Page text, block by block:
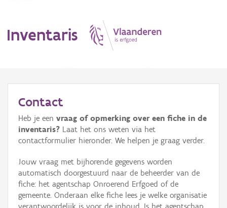
Inventaris
Erfgoedobject
Aanduidingsobject
Waarneming
Thema
Contact
Heb je een vraag of opmerking over een fiche in de
inventaris? Laat het ons weten via het
contactformulier hieronder. We helpen je graag verder.
Jouw vraag met bijhorende gegevens worden
automatisch doorgestuurd naar de beheerder van de
fiche: het agentschap Onroerend Erfgoed of de
gemeente. Onderaan elke fiche lees je welke organisatie